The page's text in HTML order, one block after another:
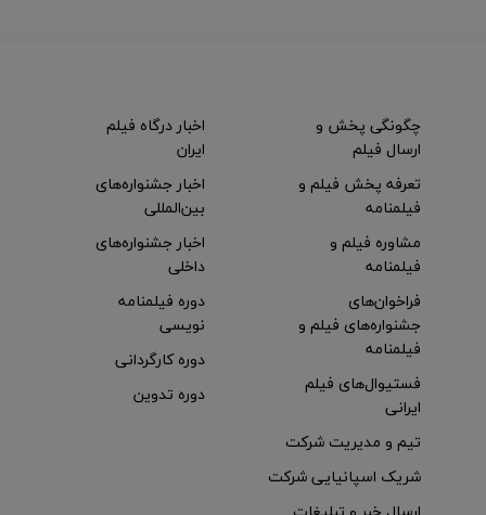
چگونگی پخش و
ارسال فیلم
تعرفه پخش فیلم و
فیلمنامه
مشاوره فیلم و
فیلمنامه
اخبار درگاه فیلم
ایران
اخبار جشنواره‌های
بین‌المللی
اخبار جشنواره‌های
داخلی
فراخوان‌های
جشنواره‌های فیلم و
فیلمنامه
فستیوال‌های فیلم
ایرانی
دوره فیلمنامه
نویسی
دوره کارگردانی
دوره تدوین
تیم و مدیریت شرکت
شریک اسپانیایی شرکت